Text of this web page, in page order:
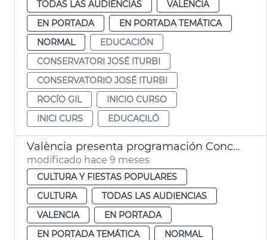
TODAS LAS AUDIENCIAS
VALENCIA
EN PORTADA
EN PORTADA TEMÁTICA
NORMAL
EDUCACIÓN
CONSERVATORI JOSÉ ITURBI
CONSERVATORIO JOSÉ ITURBI
ROCÍO GIL
INICIO CURSO
INICI CURS
EDUCACILÓ
València presenta programación Conciertos Otoño Cultura Jove
modificado hace 9 meses
CULTURA Y FIESTAS POPULARES
CULTURA
TODAS LAS AUDIENCIAS
VALENCIA
EN PORTADA
EN PORTADA TEMÁTICA
NORMAL